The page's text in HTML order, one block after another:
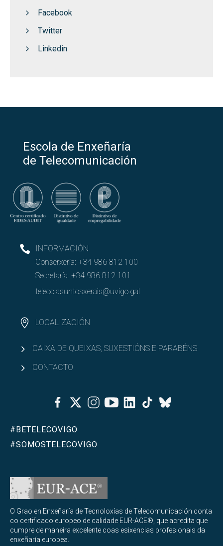
Facebook
Twitter
Linkedin
Escola de Enxeñaría
de Telecomunicación
INFORMACIÓN
Conserxería: +34 986 812 100
Secretaría: +34 986 812 101
teleco.asuntosxerais@uvigo.gal
LOCALIZACIÓN
CAIXA DE QUEIXAS, SUXESTIÓNS E PARABÉNS
CONTACTO
FacebookTwitterInstagramYoutubeLinkedinTiktok
Bluesky
#BETELECOVIGO
#SOMOSTELECOVIGO
O Grao en Enxeñaría de Tecnoloxías de Telecomunicación conta
co certificado europeo de calidade EUR-ACE®, que acredita que
cumpre de maneira excelente coas esixencias profesionais da
enxeñaría europea.